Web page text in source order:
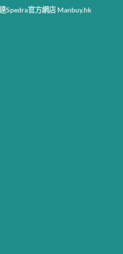
Spedra官方網店 Manbuy.hk